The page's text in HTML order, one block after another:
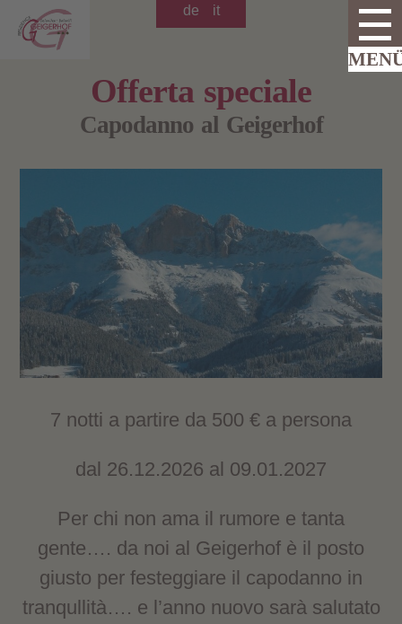
de it
Offerta speciale
Capodanno al Geigerhof
7 notti a partire da 500 € a persona
dal 26.12.2026 al 09.01.2027
Per chi non ama il rumore e tanta
gente…. da noi al Geigerhof è il posto
giusto per festeggiare il capodanno in
tranqullità…. e l’anno nuovo sarà salutato